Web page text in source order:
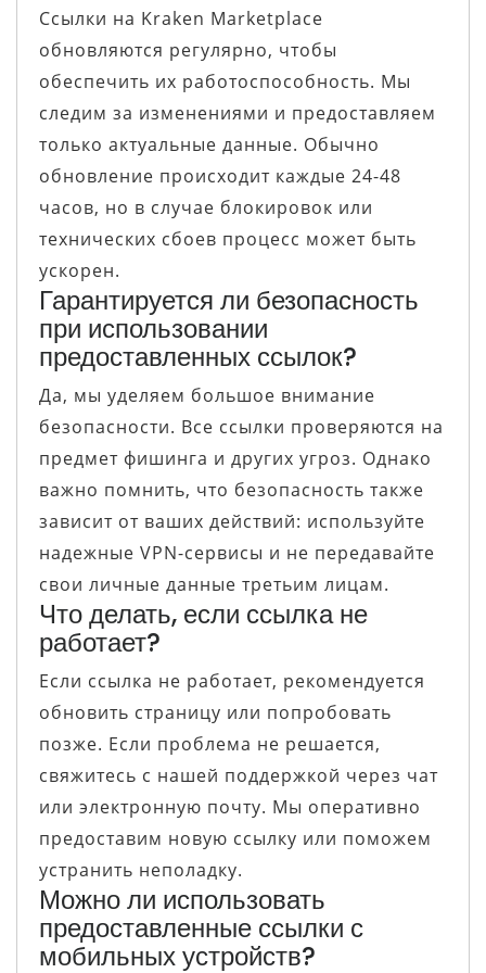
Ссылки на Kraken Marketplace
обновляются регулярно, чтобы
обеспечить их работоспособность. Мы
следим за изменениями и предоставляем
только актуальные данные. Обычно
обновление происходит каждые 24-48
часов, но в случае блокировок или
технических сбоев процесс может быть
ускорен.
Гарантируется ли безопасность
при использовании
предоставленных ссылок?
Да, мы уделяем большое внимание
безопасности. Все ссылки проверяются на
предмет фишинга и других угроз. Однако
важно помнить, что безопасность также
зависит от ваших действий: используйте
надежные VPN-сервисы и не передавайте
свои личные данные третьим лицам.
Что делать, если ссылка не
работает?
Если ссылка не работает, рекомендуется
обновить страницу или попробовать
позже. Если проблема не решается,
свяжитесь с нашей поддержкой через чат
или электронную почту. Мы оперативно
предоставим новую ссылку или поможем
устранить неполадку.
Можно ли использовать
предоставленные ссылки с
мобильных устройств?